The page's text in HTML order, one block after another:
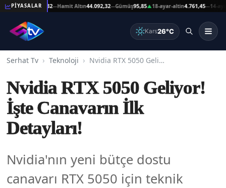
PİYASALAR
Altın44.092,32— Hamit Altın44.092,32—Gümüş95,85▲18-ayar-altin4.761,45—14-ayar-
Kars26°C
Serhat Tv Teknoloji Nvidia RTX 5050 Geliyor! İşte Canavarın İlk Detayları!
Nvidia RTX 5050 Geliyor!
İşte Canavarın İlk
Detayları!
Nvidia'nın yeni bütçe dostu
canavarı RTX 5050 için teknik